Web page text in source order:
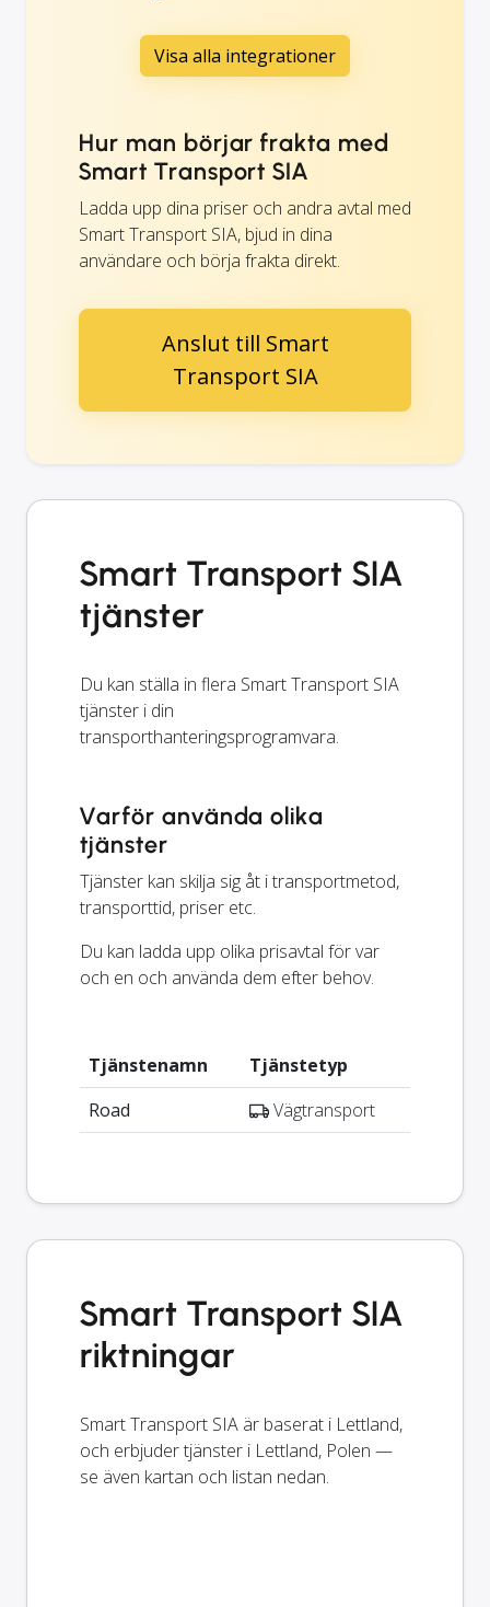
Visa alla integrationer
Hur man börjar frakta med
Smart Transport SIA
Ladda upp dina priser och andra avtal med
Smart Transport SIA, bjud in dina
användare och börja frakta direkt.
Anslut till Smart
Transport SIA
Smart Transport SIA
tjänster
Du kan ställa in flera Smart Transport SIA
tjänster i din
transporthanteringsprogramvara.
Varför använda olika
tjänster
Tjänster kan skilja sig åt i transportmetod,
transporttid, priser etc.
Du kan ladda upp olika prisavtal för var
och en och använda dem efter behov.
Tjänstenamn
Tjänstetyp
Road
Vägtransport
Smart Transport SIA
riktningar
Smart Transport SIA är baserat i Lettland,
och erbjuder tjänster i Lettland, Polen —
se även kartan och listan nedan.